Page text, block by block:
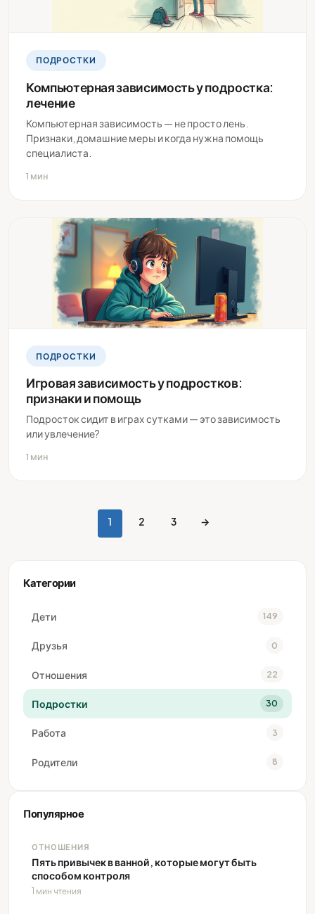
ПОДРОСТКИ
Компьютерная зависимость у подростка:
лечение
Компьютерная зависимость — не просто лень.
Признаки, домашние меры и когда нужна помощь
специалиста.
1 мин
ПОДРОСТКИ
Игровая зависимость у подростков:
признаки и помощь
Подросток сидит в играх сутками — это зависимость
или увлечение?
1 мин
записей
1 2 3 →
Категории
Дети 149
Друзья 0
Отношения 22
Подростки 30
Работа 3
Родители 8
Популярное
ОТНОШЕНИЯ
Пять привычек в ванной, которые могут быть
способом контроля
1 мин чтения